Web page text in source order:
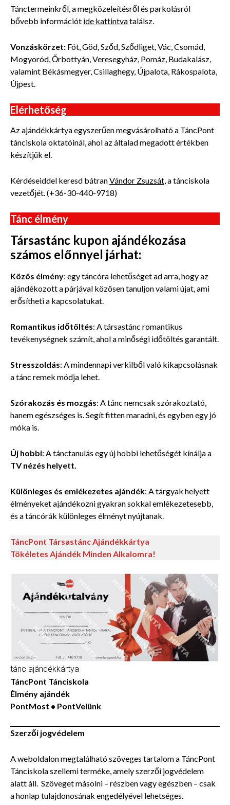
Tánctermeinkről, a megközeleítésről és parkolásról
bővebb információt ide kattintvatalálsz.
Vonzáskörzet: Fót, Göd, Sződ, Sződliget, Vác, Csomád,
Mogyoród, Őrbottyán, Veresegyház, Pomáz, Budakalász,
valamint Békásmegyer, Csillaghegy, Újpalota, Rákospalota,
Újpest.
Elérhetőség
Az ajándékkártya egyszerűen megvásárolható a TáncPont
tánciskola oktatóinál, ahol az általad megadott értékben
készítjük el.
Kérdéseiddel keresd bátranVándor Zsuzsát, a tánciskola
vezetőjét. (+36-30-440-9718)
Tánc élmény
Társastánc kupon ajándékozása
számos előnnyel járhat:
Közös élmény: egy táncóra lehetőséget ad arra, hogy az
ajándékozott a párjával közösen tanuljon valami újat, ami
erősítheti a kapcsolatukat.
Romantikus időtöltés: A társastánc romantikus
tevékenységnek számít, ahol a minőségi időtöltés garantált.
Stresszoldás: A mindennapi verkilből való kikapcsolásnak
a tánc remek módja lehet.
Szórakozás és mozgás: A tánc nemcsak szórakoztató,
hanem egészséges is. Segít fitten maradni, és egyben egy jó
móka is.
Új hobbi: A tánctanulás egy új hobbi lehetőségét kínálja a
TV nézés helyett.
Különleges és emlékezetes ajándék: A tárgyak helyett
élményeket ajándékozni gyakran sokkal emlékezetesebb,
és a táncórák különleges élményt nyújtanak.
TáncPont Társastánc Ajándékkártya
Tökéletes Ajándék Minden Alkalomra!
tánc ajándékkártya
TáncPont Tánciskola
Élmény ajándék
PontMost • PontVelünk
Szerzői jogvédelem
A weboldalon megtalálható szöveges tartalom a TáncPont
Tánciskola szellemi terméke, amely szerzői jogvédelem
alatt áll. Szöveget másolni – részben vagy egészben – csak
a honlap tulajdonosának engedélyével lehetséges.